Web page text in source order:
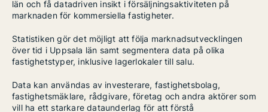
län och få datadriven insikt i försäljningsaktiviteten på
marknaden för kommersiella fastigheter.
Statistiken gör det möjligt att följa marknadsutvecklingen
över tid i Uppsala län samt segmentera data på olika
fastighetstyper, inklusive lagerlokaler till salu.
Data kan användas av investerare, fastighetsbolag,
fastighetsmäklare, rådgivare, företag och andra aktörer som
vill ha ett starkare dataunderlag för att förstå